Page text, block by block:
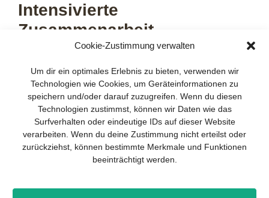
Cookie-Zustimmung verwalten
Um dir ein optimales Erlebnis zu bieten, verwenden wir
Technologien wie Cookies, um Geräteinformationen zu
speichern und/oder darauf zuzugreifen. Wenn du diesen
Technologien zustimmst, können wir Daten wie das
Surfverhalten oder eindeutige IDs auf dieser Website
verarbeiten. Wenn du deine Zustimmung nicht erteilst oder
zurückziehst, können bestimmte Merkmale und Funktionen
beeinträchtigt werden.
Intensivierte
Zusammenarbeit
Im Rahmen der UAM-Initiative for Cities & Communities
Städte und Regionen dafür, diemehr…
Impressum Datenschutz Kontakt Drones+ Magazin-